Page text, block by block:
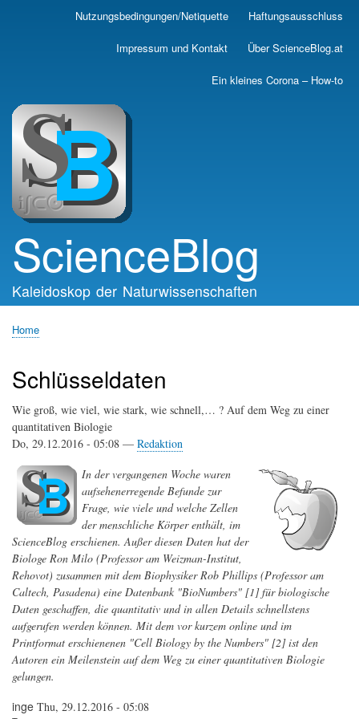
Skip
main
Nutzungsbedingungen/Netiquette Haftungsausschluss
Impressum und Kontakt Über ScienceBlog.at
Ein kleines Corona – How-to
ScienceBlog
Kaleidoskop der Naturwissenschaften
Home
Schlüsseldaten
Wie groß, wie viel, wie stark, wie schnell,… ? Auf dem Weg zu einer
quantitativen Biologie
Do, 29.12.2016 - 05:08 — Redaktion
In der vergangenen Woche waren
aufsehenerregende Befunde zur
Frage, wie viele und welche Zellen
der menschliche Körper enthält, im
ScienceBlog erschienen. Außer diesen Daten hat der
Biologe Ron Milo (Professor am Weizman-Institut,
Rehovot) zusammen mit dem Biophysiker Rob Phillips (Professor am
Caltech, Pasadena) eine Datenbank "BioNumbers" [1] für biologische
Daten geschaffen, die quantitativ und in allen Details schnellstens
aufgerufen werden können. Mit dem vor kurzem online und im
Printformat erschienenen "Cell Biology by the Numbers" [2] ist den
Autoren ein Meilenstein auf dem Weg zu einer quantitativen Biologie
gelungen.
inge Thu, 29.12.2016 - 05:08